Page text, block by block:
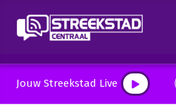
Jouw Streekstad Live